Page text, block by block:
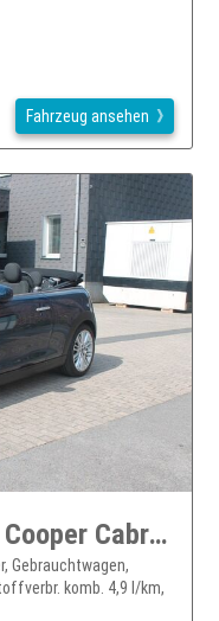
Fahrzeug ansehen
MINI COOPER_CABRIO Cooper Cabrio Steptronic*Klimaaut*LED*RÜKA*
Gebrauchtwagen,
komb. 4,9 l/km,